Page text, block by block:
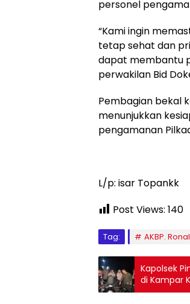
personel
“Kami ingin
tetap sehat dan
dapat membantu
perwakilan Bid
Pembagian bekal
menunjukkan
pengamanan
L/p: isar Topankk
Post Views: 140
Tag: AKBP.
Kapolsek
di Kampar